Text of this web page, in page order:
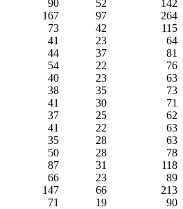
90 52
142
167 97
264
73 42
115
41 23
64
44 37
81
54 22
76
40 23
63
38 35
73
41 30
71
37 25
62
41 22
63
35 28
63
50 28
78
87 31
118
66 23
89
147 66
213
71 19 90